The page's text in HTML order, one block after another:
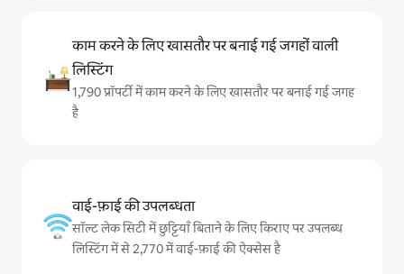
काम करने के लिए खासतौर पर बनाई गई जगहों वाली
लिस्टिंग
1,790 प्रॉपर्टी में काम करने के लिए खासतौर पर बनाई गई जगह
है
वाई-फ़ाई की उपलब्धता
सॉल्ट लेक सिटी में छुट्टियाँ बिताने के लिए किराए पर उपलब्ध
लिस्टिंग में से 2,770 में वाई-फ़ाई की ऐक्सेस है